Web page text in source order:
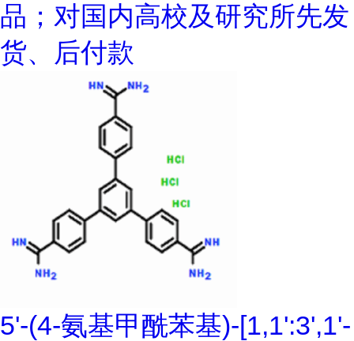
品；对国内高校及研究所先发
货、后付款
5'-(4-氨基甲酰苯基)-[1,1':3',1'-